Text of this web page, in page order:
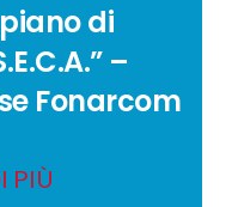
di
–
Fonarcom
PIÙ